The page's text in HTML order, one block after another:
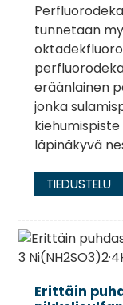
tunnetaan
eräänlainen
jonka
kiehumispiste
läpinäkyvä
TIEDUSTELU
Erittäin